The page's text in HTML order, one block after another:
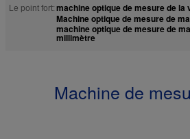
Le point fort: machine optique de mesure de la
Machine optique de mesure de
machine optique de mesure de
millimètre
Machine de